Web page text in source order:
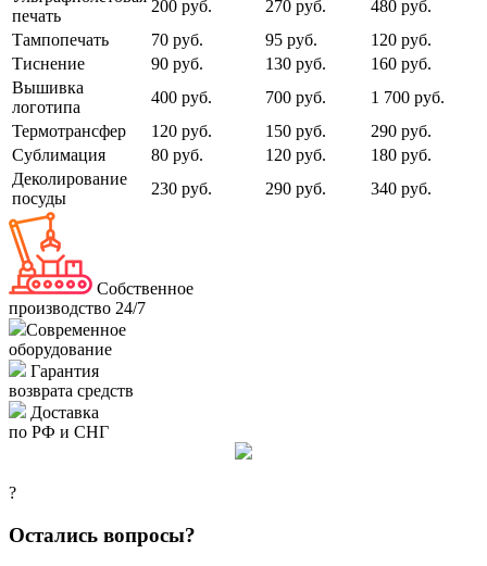
печать
200 руб. 270 руб.
480 руб.
Тампопечать
70 руб. 95 руб.
120 руб.
Тиснение
90 руб. 130 руб.
160 руб.
Вышивка
логотипа
400 руб. 700 руб.
1 700 руб.
Термотрансфер
120 руб. 150 руб.
290 руб.
Сублимация
80 руб. 120 руб.
180 руб.
Деколирование
посуды
230 руб. 290 руб. 340 руб.
Собственное
производство 24/7
Современное
оборудование
Гарантия
возврата средств
Доставка
по РФ и СНГ
?
Остались вопросы?